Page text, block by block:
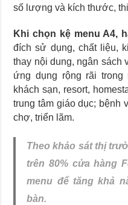
số lượng và kích thước,
Khi chọn kệ menu A4,
đích sử dụng, chất liệu,
thay nội dung, ngân sách
ứng dụng rộng rãi
khách sạn, resort,
trung tâm giáo dục; bệnh
chợ, triển lãm.
Theo khảo sát thị
trên 80% cửa hàng
menu để tăng khả
bàn.